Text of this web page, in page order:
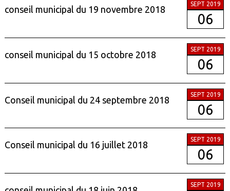
conseil municipal du 19 novembre 2018
SEPT 2019
06
conseil municipal du 15 octobre 2018
SEPT 2019
06
Conseil municipal du 24 septembre 2018
SEPT 2019
06
Conseil municipal du 16 juillet 2018
SEPT 2019
06
SEPT 2019